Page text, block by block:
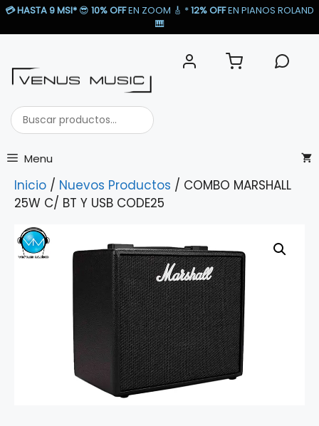
Saltar
💳HASTA 9 MSI* 😎 10% OFFEN ZOOM 🎸​ *12% OFFEN PIANOS ROLAND
🎹​
Buscar
productos...
Menu
Inicio / Nuevos Productos / COMBO MARSHALL
25W C/ BT Y USB CODE25